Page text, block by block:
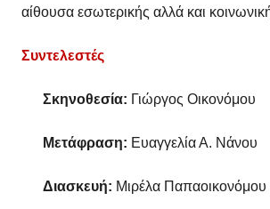
αίθουσα εσωτερικής αλλά και
Συντελεστές
Σκηνοθεσία: Γιώργος Οικονόμου
Μετάφραση: Ευαγγελία Α. Νάνου
Διασκευή: Μιρέλα Παπαοικονόμου